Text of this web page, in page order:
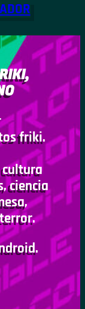
friki.
cultura
ciencia